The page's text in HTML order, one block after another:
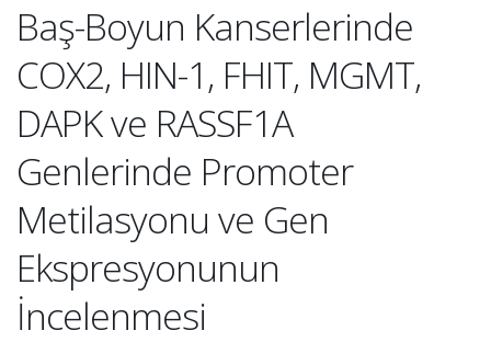
Baş-Boyun Kanserlerinde
COX2, HIN-1, FHIT, MGMT,
DAPK ve RASSF1A
Genlerinde Promoter
Metilasyonu ve Gen
Ekspresyonunun
İncelenmesi